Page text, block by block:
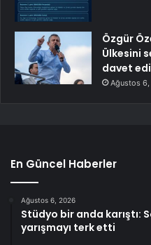
Özgür
Ülkesini
davet
Ağustos
En Güncel Haberler
Ağustos 6, 2026
Stüdyo bir anda karıştı:
yarışmayı terk etti